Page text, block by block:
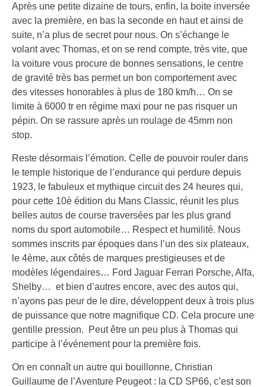
Après une petite dizaine de tours, enfin, la boite inversée
avec la première, en bas la seconde en haut et ainsi de
suite, n’a plus de secret pour nous. On s’échange le
volant avec Thomas, et on se rend compte, très vite, que
la voiture vous procure de bonnes sensations, le centre
de gravité très bas permet un bon comportement avec
des vitesses honorables à plus de 180 km/h… On se
limite à 6000 tr en régime maxi pour ne pas risquer un
pépin. On se rassure après un roulage de 45mm non
stop.
Reste désormais l’émotion. Celle de pouvoir rouler dans
le temple historique de l’endurance qui perdure depuis
1923, le fabuleux et mythique circuit des 24 heures qui,
pour cette 10è édition du Mans Classic, réunit les plus
belles autos de course traversées par les plus grand
noms du sport automobile… Respect et humilité. Nous
sommes inscrits par époques dans l’un des six plateaux,
le 4ème, aux côtés de marques prestigieuses et de
modèles légendaires… Ford Jaguar Ferrari Porsche, Alfa,
Shelby… et bien d’autres encore, avec des autos qui,
n’ayons pas peur de le dire, développent deux à trois plus
de puissance que notre magnifique CD. Cela procure une
gentille pression. Peut être un peu plus à Thomas qui
participe à l’événement pour la première fois.
On en connaît un autre qui bouillonne, Christian
Guillaume de l’Aventure Peugeot : la CD SP66, c’est son